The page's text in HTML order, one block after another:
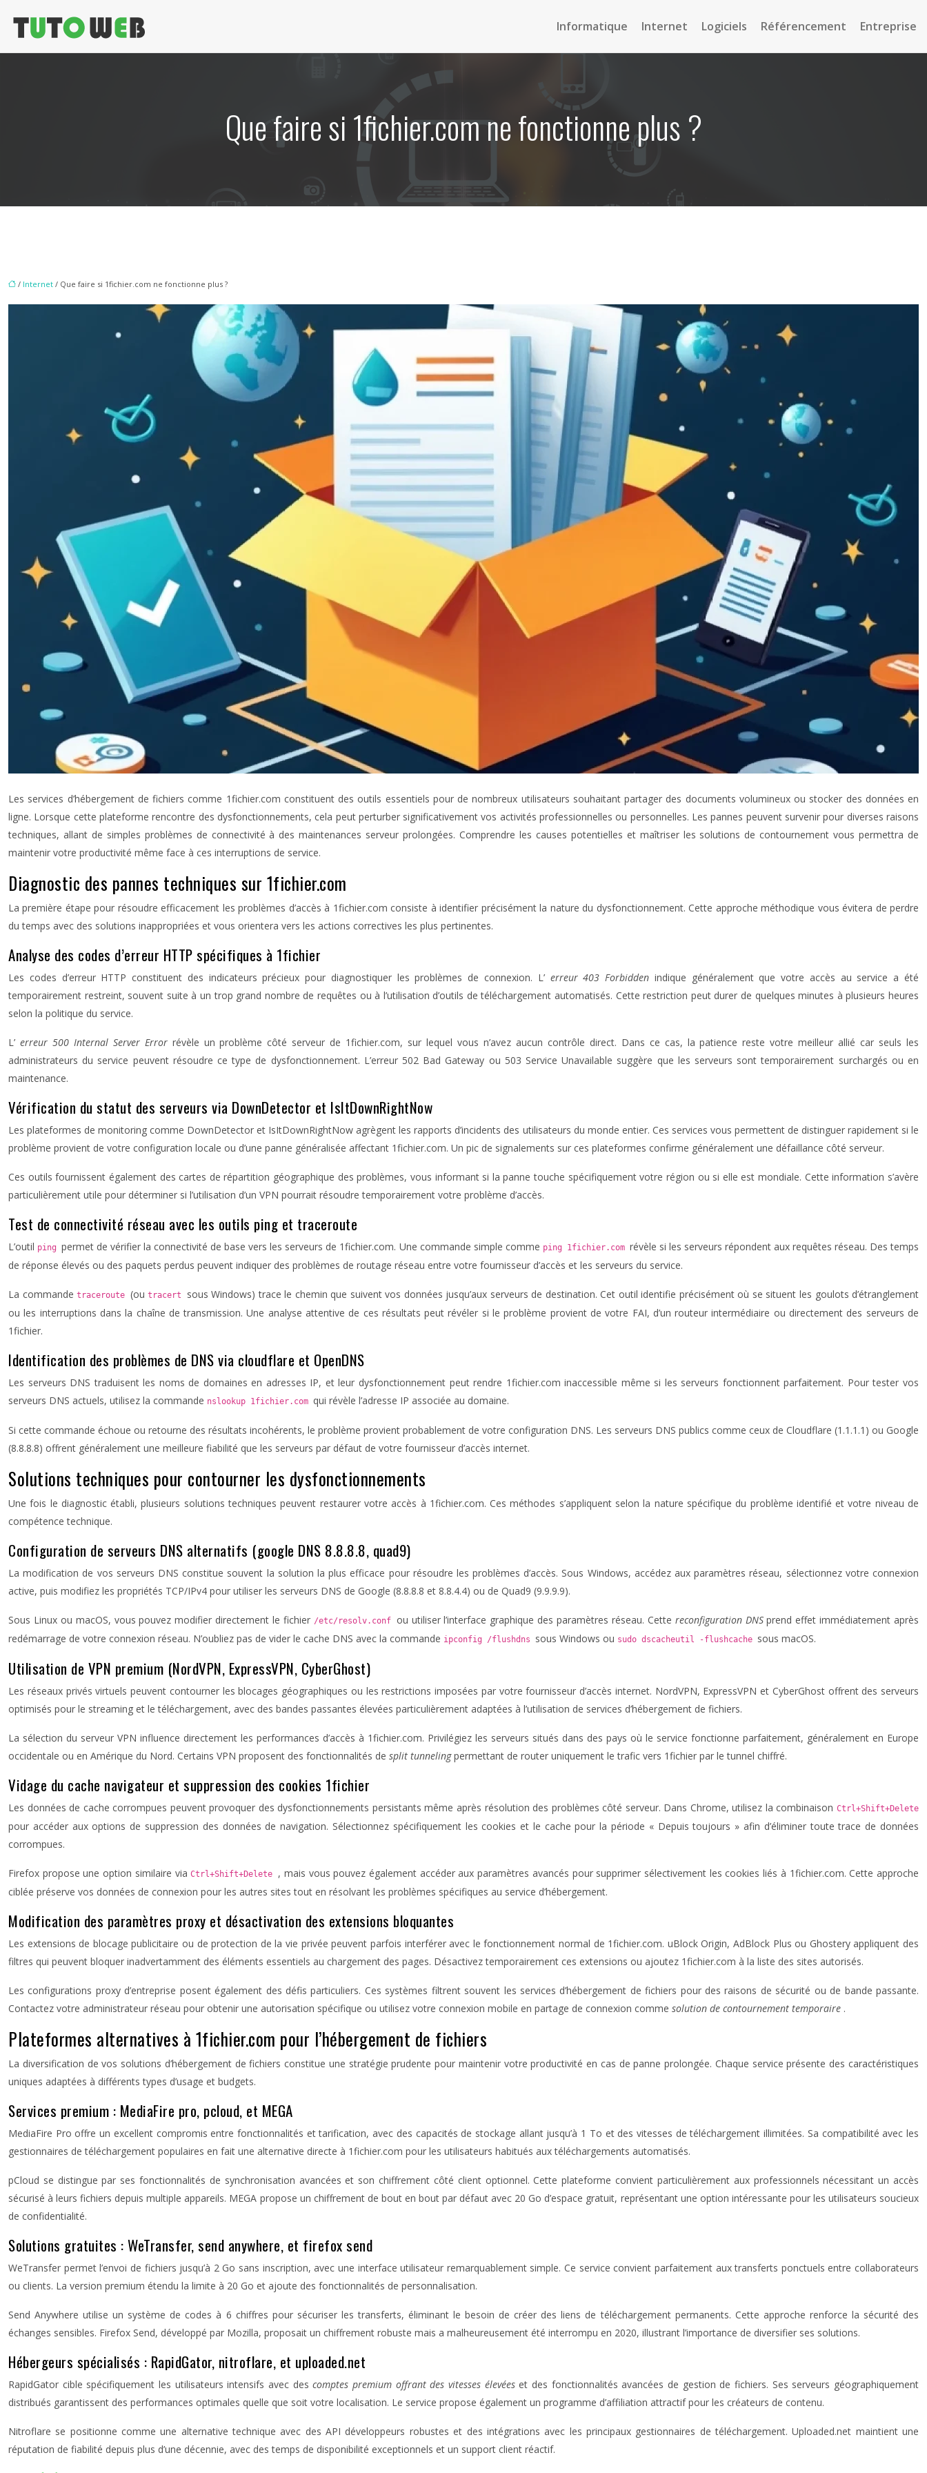
Informatique Internet Logiciels Référencement Entreprise
Que faire si 1fichier.com ne fonctionne plus ?
/ Internet / Que faire si 1fichier.com ne fonctionne plus ?
Les services d’hébergement de fichiers comme 1fichier.com constituent des outils essentiels pour de nombreux utilisateurs souhaitant partager des documents volumineux ou stocker des données en
ligne. Lorsque cette plateforme rencontre des dysfonctionnements, cela peut perturber significativement vos activités professionnelles ou personnelles. Les pannes peuvent survenir pour diverses raisons
techniques, allant de simples problèmes de connectivité à des maintenances serveur prolongées. Comprendre les causes potentielles et maîtriser les solutions de contournement vous permettra de
maintenir votre productivité même face à ces interruptions de service.
Diagnostic des pannes techniques sur 1fichier.com
La première étape pour résoudre efficacement les problèmes d’accès à 1fichier.com consiste à identifier précisément la nature du dysfonctionnement. Cette approche méthodique vous évitera de perdre
du temps avec des solutions inappropriées et vous orientera vers les actions correctives les plus pertinentes.
Analyse des codes d’erreur HTTP spécifiques à 1fichier
Les codes d’erreur HTTP constituent des indicateurs précieux pour diagnostiquer les problèmes de connexion. L’ erreur 403 Forbidden indique généralement que votre accès au service a été
temporairement restreint, souvent suite à un trop grand nombre de requêtes ou à l’utilisation d’outils de téléchargement automatisés. Cette restriction peut durer de quelques minutes à plusieurs heures
selon la politique du service.
L’ erreur 500 Internal Server Error révèle un problème côté serveur de 1fichier.com, sur lequel vous n’avez aucun contrôle direct. Dans ce cas, la patience reste votre meilleur allié car seuls les
administrateurs du service peuvent résoudre ce type de dysfonctionnement. L’erreur 502 Bad Gateway ou 503 Service Unavailable suggère que les serveurs sont temporairement surchargés ou en
maintenance.
Vérification du statut des serveurs via DownDetector et IsItDownRightNow
Les plateformes de monitoring comme DownDetector et IsItDownRightNow agrègent les rapports d’incidents des utilisateurs du monde entier. Ces services vous permettent de distinguer rapidement si le
problème provient de votre configuration locale ou d’une panne généralisée affectant 1fichier.com. Un pic de signalements sur ces plateformes confirme généralement une défaillance côté serveur.
Ces outils fournissent également des cartes de répartition géographique des problèmes, vous informant si la panne touche spécifiquement votre région ou si elle est mondiale. Cette information s’avère
particulièrement utile pour déterminer si l’utilisation d’un VPN pourrait résoudre temporairement votre problème d’accès.
Test de connectivité réseau avec les outils ping et traceroute
L’outil pingpermet de vérifier la connectivité de base vers les serveurs de 1fichier.com. Une commande simple comme ping 1fichier.com révèle si les serveurs répondent aux requêtes réseau. Des temps
de réponse élevés ou des paquets perdus peuvent indiquer des problèmes de routage réseau entre votre fournisseur d’accès et les serveurs du service.
La commandetraceroute (outracert sous Windows) trace le chemin que suivent vos données jusqu’aux serveurs de destination. Cet outil identifie précisément où se situent les goulots d’étranglement
ou les interruptions dans la chaîne de transmission. Une analyse attentive de ces résultats peut révéler si le problème provient de votre FAI, d’un routeur intermédiaire ou directement des serveurs de
1fichier.
Identification des problèmes de DNS via cloudflare et OpenDNS
Les serveurs DNS traduisent les noms de domaines en adresses IP, et leur dysfonctionnement peut rendre 1fichier.com inaccessible même si les serveurs fonctionnent parfaitement. Pour tester vos
serveurs DNS actuels, utilisez la commande nslookup 1fichier.com qui révèle l’adresse IP associée au domaine.
Si cette commande échoue ou retourne des résultats incohérents, le problème provient probablement de votre configuration DNS. Les serveurs DNS publics comme ceux de Cloudflare (1.1.1.1) ou Google
(8.8.8.8) offrent généralement une meilleure fiabilité que les serveurs par défaut de votre fournisseur d’accès internet.
Solutions techniques pour contourner les dysfonctionnements
Une fois le diagnostic établi, plusieurs solutions techniques peuvent restaurer votre accès à 1fichier.com. Ces méthodes s’appliquent selon la nature spécifique du problème identifié et votre niveau de
compétence technique.
Configuration de serveurs DNS alternatifs (google DNS 8.8.8.8, quad9)
La modification de vos serveurs DNS constitue souvent la solution la plus efficace pour résoudre les problèmes d’accès. Sous Windows, accédez aux paramètres réseau, sélectionnez votre connexion
active, puis modifiez les propriétés TCP/IPv4 pour utiliser les serveurs DNS de Google (8.8.8.8 et 8.8.4.4) ou de Quad9 (9.9.9.9).
Sous Linux ou macOS, vous pouvez modifier directement le fichier /etc/resolv.conf ou utiliser l’interface graphique des paramètres réseau. Cette reconfiguration DNSprend effet immédiatement après
redémarrage de votre connexion réseau. N’oubliez pas de vider le cache DNS avec la commande ipconfig /flushdns sous Windows ou sudo dscacheutil -flushcache sous macOS.
Utilisation de VPN premium (NordVPN, ExpressVPN, CyberGhost)
Les réseaux privés virtuels peuvent contourner les blocages géographiques ou les restrictions imposées par votre fournisseur d’accès internet. NordVPN, ExpressVPN et CyberGhost offrent des serveurs
optimisés pour le streaming et le téléchargement, avec des bandes passantes élevées particulièrement adaptées à l’utilisation de services d’hébergement de fichiers.
La sélection du serveur VPN influence directement les performances d’accès à 1fichier.com. Privilégiez les serveurs situés dans des pays où le service fonctionne parfaitement, généralement en Europe
occidentale ou en Amérique du Nord. Certains VPN proposent des fonctionnalités de split tunnelingpermettant de router uniquement le trafic vers 1fichier par le tunnel chiffré.
Vidage du cache navigateur et suppression des cookies 1fichier
Les données de cache corrompues peuvent provoquer des dysfonctionnements persistants même après résolution des problèmes côté serveur. Dans Chrome, utilisez la combinaison Ctrl+Shift+Delete
pour accéder aux options de suppression des données de navigation. Sélectionnez spécifiquement les cookies et le cache pour la période « Depuis toujours » afin d’éliminer toute trace de données
corrompues.
Firefox propose une option similaire viaCtrl+Shift+Delete , mais vous pouvez également accéder aux paramètres avancés pour supprimer sélectivement les cookies liés à 1fichier.com. Cette approche
ciblée préserve vos données de connexion pour les autres sites tout en résolvant les problèmes spécifiques au service d’hébergement.
Modification des paramètres proxy et désactivation des extensions bloquantes
Les extensions de blocage publicitaire ou de protection de la vie privée peuvent parfois interférer avec le fonctionnement normal de 1fichier.com. uBlock Origin, AdBlock Plus ou Ghostery appliquent des
filtres qui peuvent bloquer inadvertamment des éléments essentiels au chargement des pages. Désactivez temporairement ces extensions ou ajoutez 1fichier.com à la liste des sites autorisés.
Les configurations proxy d’entreprise posent également des défis particuliers. Ces systèmes filtrent souvent les services d’hébergement de fichiers pour des raisons de sécurité ou de bande passante.
Contactez votre administrateur réseau pour obtenir une autorisation spécifique ou utilisez votre connexion mobile en partage de connexion comme solution de contournement temporaire .
Plateformes alternatives à 1fichier.com pour l’hébergement de fichiers
La diversification de vos solutions d’hébergement de fichiers constitue une stratégie prudente pour maintenir votre productivité en cas de panne prolongée. Chaque service présente des caractéristiques
uniques adaptées à différents types d’usage et budgets.
Services premium : MediaFire pro, pcloud, et MEGA
MediaFire Pro offre un excellent compromis entre fonctionnalités et tarification, avec des capacités de stockage allant jusqu’à 1 To et des vitesses de téléchargement illimitées. Sa compatibilité avec les
gestionnaires de téléchargement populaires en fait une alternative directe à 1fichier.com pour les utilisateurs habitués aux téléchargements automatisés.
pCloud se distingue par ses fonctionnalités de synchronisation avancées et son chiffrement côté client optionnel. Cette plateforme convient particulièrement aux professionnels nécessitant un accès
sécurisé à leurs fichiers depuis multiple appareils. MEGA propose un chiffrement de bout en bout par défaut avec 20 Go d’espace gratuit, représentant une option intéressante pour les utilisateurs soucieux
de confidentialité.
Solutions gratuites : WeTransfer, send anywhere, et firefox send
WeTransfer permet l’envoi de fichiers jusqu’à 2 Go sans inscription, avec une interface utilisateur remarquablement simple. Ce service convient parfaitement aux transferts ponctuels entre collaborateurs
ou clients. La version premium étendu la limite à 20 Go et ajoute des fonctionnalités de personnalisation.
Send Anywhere utilise un système de codes à 6 chiffres pour sécuriser les transferts, éliminant le besoin de créer des liens de téléchargement permanents. Cette approche renforce la sécurité des
échanges sensibles. Firefox Send, développé par Mozilla, proposait un chiffrement robuste mais a malheureusement été interrompu en 2020, illustrant l’importance de diversifier ses solutions.
Hébergeurs spécialisés : RapidGator, nitroflare, et uploaded.net
RapidGator cible spécifiquement les utilisateurs intensifs avec descomptes premium offrant des vitesses élevées et des fonctionnalités avancées de gestion de fichiers. Ses serveurs géographiquement
distribués garantissent des performances optimales quelle que soit votre localisation. Le service propose également un programme d’affiliation attractif pour les créateurs de contenu.
Nitroflare se positionne comme une alternative technique avec des API développeurs robustes et des intégrations avec les principaux gestionnaires de téléchargement. Uploaded.net maintient une
réputation de fiabilité depuis plus d’une décennie, avec des temps de disponibilité exceptionnels et un support client réactif.